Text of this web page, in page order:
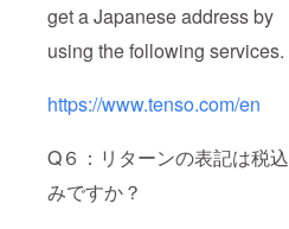
get a Japanese address by
using the following services.
https://www.tenso.com/en
Q６：リターンの表記は税込
みですか？